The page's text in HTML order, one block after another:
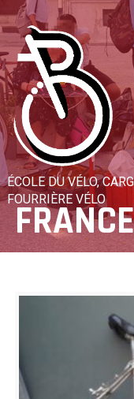
Skip
to
content
ÉCOLE DU VÉLO,
FOURRIÈRE VÉLO